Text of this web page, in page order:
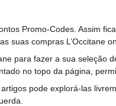
Promo-Codes. Assim
suas compras L’Occitane
para fazer a sua seleção
no topo da página,
pode explorá-las